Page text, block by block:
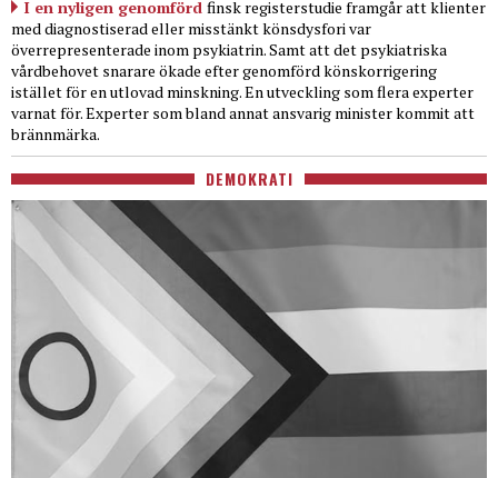
I en nyligen genomförd finsk registerstudie framgår att klienter
med diagnostiserad eller misstänkt könsdysfori var
överrepresenterade inom psykiatrin. Samt att det psykiatriska
vårdbehovet snarare ökade efter genomförd könskorrigering
istället för en utlovad minskning. En utveckling som flera experter
varnat för. Experter som bland annat ansvarig minister kommit att
brännmärka.
DEMOKRATI